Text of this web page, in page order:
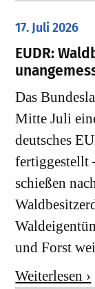
17. Juli 2026
EUDR:
Das
Mitte Juli
deutsches
fertiggestellt
schießen
und Forst
Weiterlesen ›